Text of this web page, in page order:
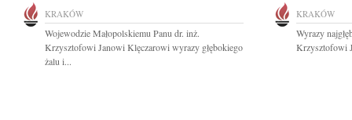
KRAKÓW
Wojewodzie Małopolskiemu Panu dr. inż.
Krzysztofowi Janowi Klęczarowi wyrazy głębokiego
żalu i...
KRAKÓW
Wyrazy
Krzysztofowi